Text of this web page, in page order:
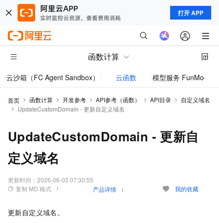
打开 APP
函数计算
云沙箱（FC Agent Sandbox） 云函数 模型服务 FunModel
首页 函数计算 开发参考 API参考（函数） API目录
自定义域名
UpdateCustomDomain - 更新自定义域名
UpdateCustomDomain - 更新自
定义域名
更新时间： 2026-06-03 07:30:55
复制 MD 格式
产品详情 我的收藏
更新自定义域名。